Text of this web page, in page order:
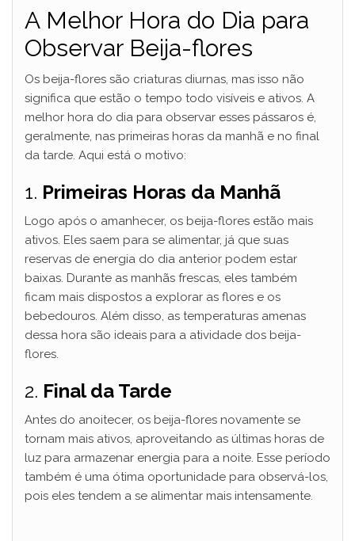
A Melhor Hora do Dia para
Observar Beija-flores
Os beija-flores são criaturas diurnas, mas isso não
significa que estão o tempo todo visíveis e ativos. A
melhor hora do dia para observar esses pássaros é,
geralmente, nas primeiras horas da manhã e no final
da tarde. Aqui está o motivo:
1. Primeiras Horas da Manhã
Logo após o amanhecer, os beija-flores estão mais
ativos. Eles saem para se alimentar, já que suas
reservas de energia do dia anterior podem estar
baixas. Durante as manhãs frescas, eles também
ficam mais dispostos a explorar as flores e os
bebedouros. Além disso, as temperaturas amenas
dessa hora são ideais para a atividade dos beija-
flores.
2. Final da Tarde
Antes do anoitecer, os beija-flores novamente se
tornam mais ativos, aproveitando as últimas horas de
luz para armazenar energia para a noite. Esse período
também é uma ótima oportunidade para observá-los,
pois eles tendem a se alimentar mais intensamente.